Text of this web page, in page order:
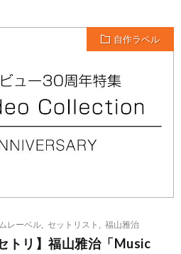
自作ラベル
レーベル セットリスト 福山雅治
トリ】福山雅治「Music